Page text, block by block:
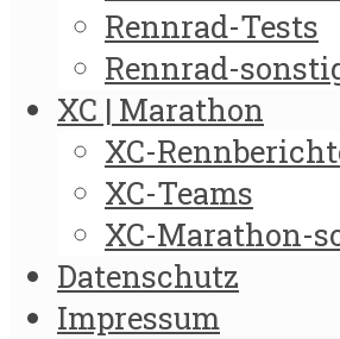
Rennrad-Tests
Rennrad-
XC | Marathon
XC-
XC-Teams
XC-Marathon-
Datenschutz
Impressum